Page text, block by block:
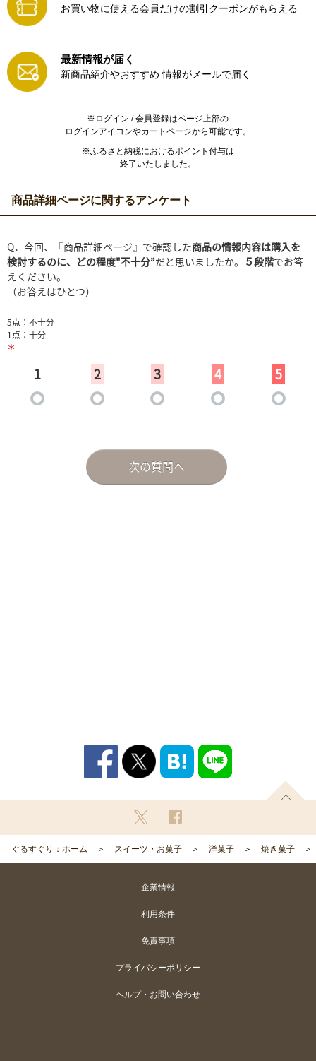
お買い物に使える会員だけの割引クーポンがもらえる
最新情報が届く
新商品紹介やおすすめ 情報がメールで届く
※ログイン / 会員登録はページ上部の
ログインアイコンやカートページから可能です。
※ふるさと納税におけるポイント付与は
終了いたしました。
商品詳細ページに関するアンケート
ぐるすぐり：ホーム スイーツ・お菓子 洋菓子 焼き菓子
企業情報
利用条件
免責事項
プライバシーポリシー
ヘルプ・お問い合わせ